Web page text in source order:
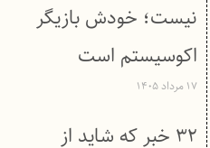
نیست؛ خودش بازیگر
اکوسیستم است
۱۷ مرداد ۱۴۰۵
۳۲ خبر که شاید از